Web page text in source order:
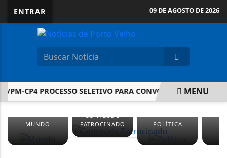
ENTRAR 09 DE AGOSTO DE 2026
CP4 PROCESSO SELETIVO PARA CONVOCAÇÃO DEMENU
MUNDO
CONTEÚDO
PATROCINADO
POLÍTICA